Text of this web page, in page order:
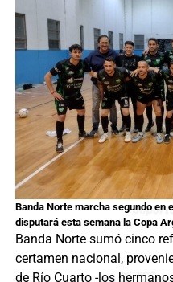
Banda Norte marcha segundo en
disputará esta semana la Copa
Banda Norte sumó cinco
certamen nacional,
de Río Cuarto -los